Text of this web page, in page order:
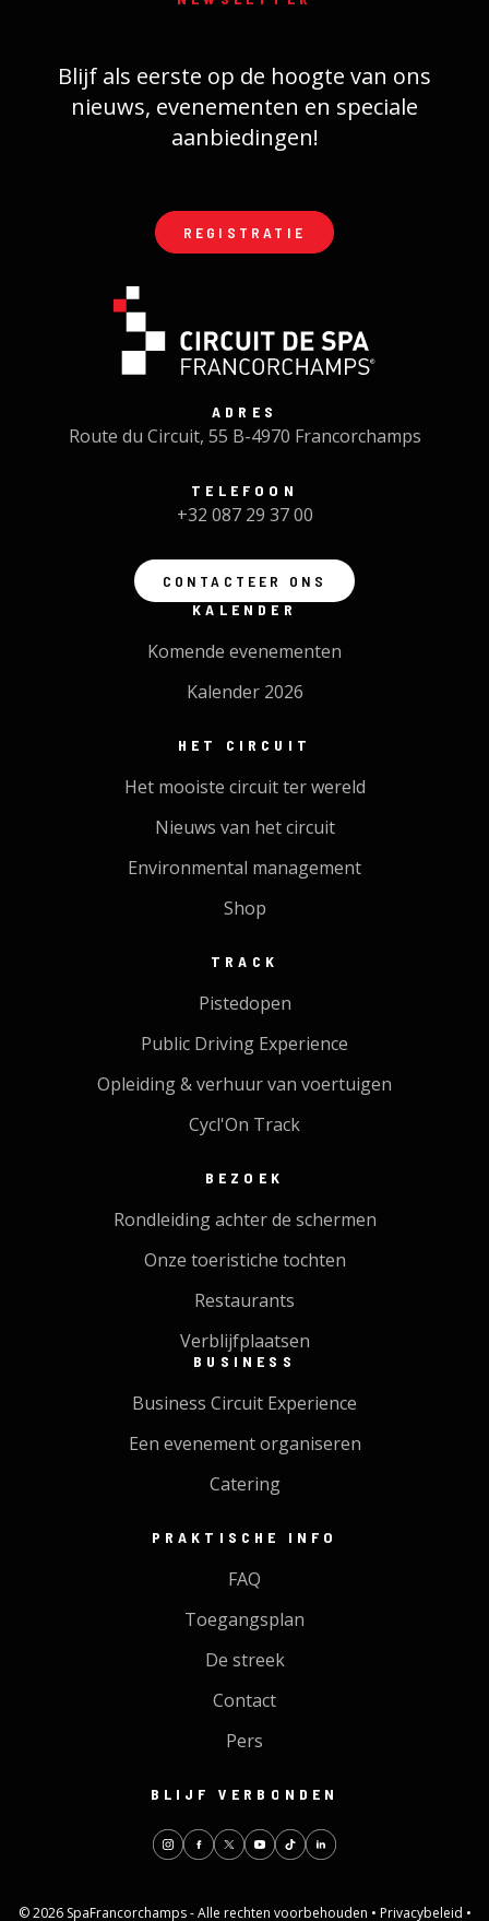
Blijf als eerste op de hoogte van ons
nieuws, evenementen en speciale
aanbiedingen!
REGISTRATIE
ADRES
Route du Circuit, 55 B-4970 Francorchamps
TELEFOON
+32 087 29 37 00
CONTACTEER ONS
KALENDER
Komende evenementen
Kalender 2026
HET CIRCUIT
Het mooiste circuit ter wereld
Nieuws van het circuit
Environmental management
Shop
TRACK
Pistedopen
Public Driving Experience
Opleiding & verhuur van voertuigen
Cycl'On Track
BEZOEK
Rondleiding achter de schermen
Onze toeristiche tochten
Restaurants
Verblijfplaatsen
BUSINESS
Business Circuit Experience
Een evenement organiseren
Catering
PRAKTISCHE INFO
FAQ
Toegangsplan
De streek
Contact
Pers
BLIJF VERBONDEN
© 2026 SpaFrancorchamps - Alle rechten voorbehouden • Privacybeleid •